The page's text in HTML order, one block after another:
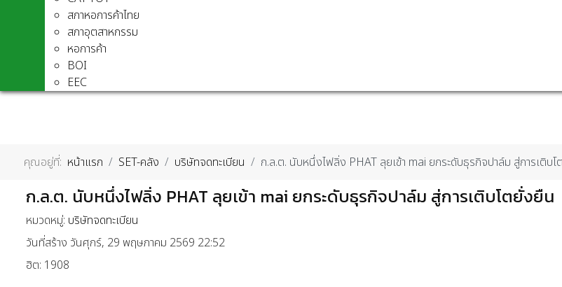
สภาหอการค้าไทย
สภาอุตสาหกรรม
หอการค้า
BOI
EEC
คุณอยู่ที่: หน้าแรก SET-คลัง บริษัทจดทะเบียน ก.ล.ต. นับหนึ่งไฟลิ่ง PHAT ลุยเข้า mai ยกระดับธุรกิจปาล์ม สู่การเติบ
ก.ล.ต. นับหนึ่งไฟลิ่ง PHAT ลุยเข้า mai ยกระดับธุรกิจปาล์ม สู่การเติบโตยั่งยืน
หมวดหมู่: บริษัทจดทะเบียน
วันที่สร้าง วันศุกร์, 29 พฤษภาคม 2569 22:52
ฮิต: 1908